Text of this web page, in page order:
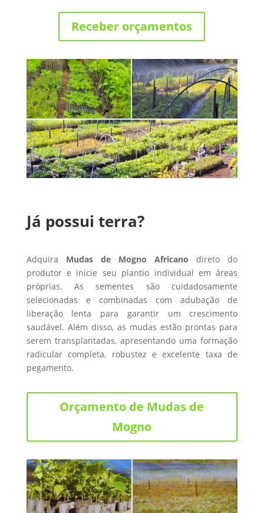
Receber orçamentos
Já possui terra?
Adquira Mudas de Mogno Africano direto do
produtor e inicie seu plantio individual em áreas
próprias. As sementes são cuidadosamente
selecionadas e combinadas com adubação de
liberação lenta para garantir um crescimento
saudável. Além disso, as mudas estão prontas para
serem transplantadas, apresentando uma formação
radicular completa, robustez e excelente taxa de
pegamento.
Orçamento de Mudas de
Mogno